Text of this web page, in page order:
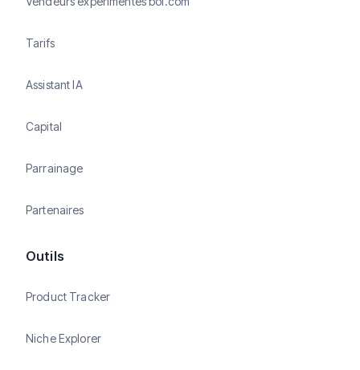
Tarifs
Assistant IA
Capital
Parrainage
Partenaires
Outils
Product Tracker
Niche Explorer